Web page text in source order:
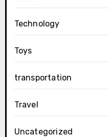
Technology
Toys
transportation
Travel
Uncategorized